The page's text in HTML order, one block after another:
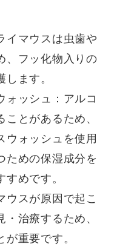
イマウスは虫歯や
、フッ化物入りの
ます。
ォッシュ
：アルコ
とがあるため、
ウォッシュを使用
ための保湿成分を
めです。
ウスが原因で起こ
治療するため、
重要です。